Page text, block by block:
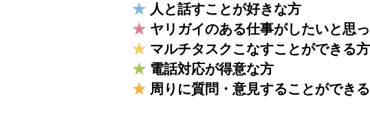
★ 人と話すことが好きな方
★ ヤリガイのある仕事がしたいと思
★ マルチタスクこなすことができる方
★ 電話対応が得意な方
★ 周りに質問・意見することができ